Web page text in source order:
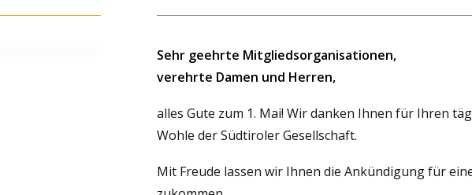
Sehr geehrte Mitgliedsorganisationen,
verehrte Damen und Herren,
alles Gute zum 1. Mai! Wir danken Ihnen für Ihren
Wohle der Südtiroler Gesellschaft.
Mit Freude lassen wir Ihnen die Ankündigung für